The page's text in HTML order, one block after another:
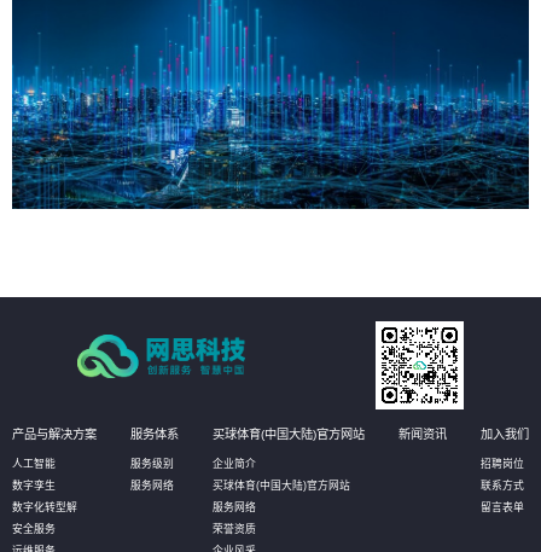
产品与解决方案
人工智能
数字孪生
数字化转型解
安全服务
服务体系
服务级别
服务网络
买球体育(中国大陆)官方网站
企业简介
买球体育(中国大陆)官方网站
服务网络
荣誉资质
新闻资讯 加入我们
招聘岗位
联系方式
留言表单